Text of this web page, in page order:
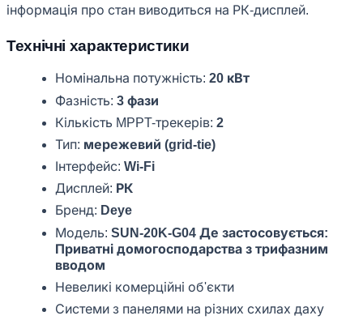
інформація про стан виводиться на РК-дисплей.
Технічні характеристики
Номінальна потужність: 20 кВт
Фазність: 3 фази
Кількість MPPT-трекерів: 2
Тип: мережевий (grid-tie)
Інтерфейс: Wi-Fi
Дисплей: РК
Бренд: Deye
Модель: SUN-20K-G04 Де застосовується:
Приватні домогосподарства з трифазним
вводом
Невеликі комерційні об'єкти
Системи з панелями на різних схилах даху